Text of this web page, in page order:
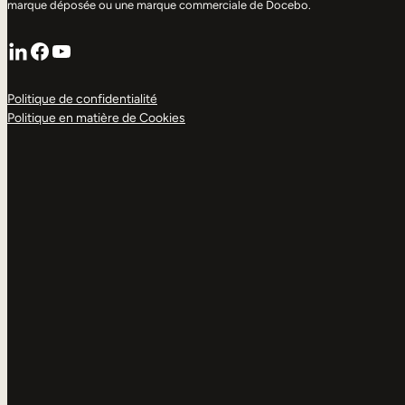
marque déposée ou une marque commerciale de Docebo.
LinkedIn
Facebook
YouTube
Politique de confidentialité
Politique en matière de Cookies